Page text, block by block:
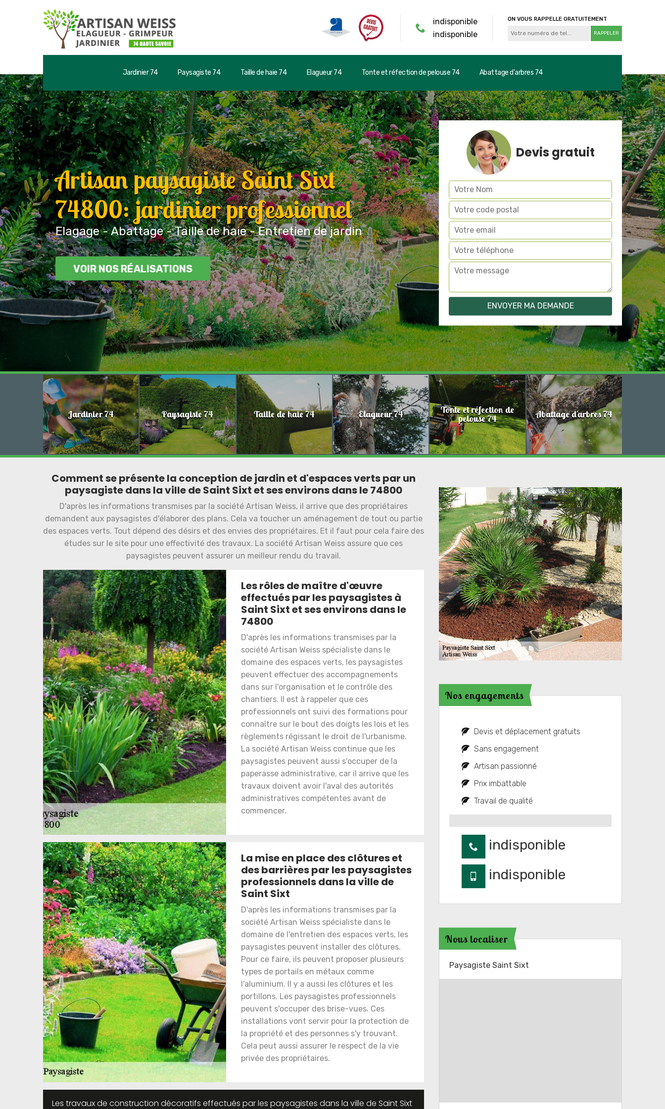
indisponible
indisponible
ON VOUS RAPPELLE GRATUITEMENT
Jardinier 74 Paysagiste 74 Taille de haie 74 Elagueur 74 Tonte et réfection de pelouse 74 Abattage d'arbres 74
Artisan paysagiste Saint Sixt
74800: jardinier professionnel
Elagage - Abattage - Taille de haie - Entretien de jardin
VOIR NOS RÉALISATIONS
Devis gratuit
Jardinier 74 Paysagiste 74 Taille de haie 74 Elagueur 74 Tonte et réfection de
pelouse 74 Abattage d'arbres 74
Comment se présente la conception de jardin et d'espaces verts par un
paysagiste dans la ville de Saint Sixt et ses environs dans le 74800
D'après les informations transmises par la société Artisan Weiss, il arrive que des propriétaires
demandent aux paysagistes d'élaborer des plans. Cela va toucher un aménagement de tout ou partie
des espaces verts. Tout dépend des désirs et des envies des propriétaires. Et il faut pour cela faire des
études sur le site pour une effectivité des travaux. La société Artisan Weiss assure que ces
paysagistes peuvent assurer un meilleur rendu du travail.
Les rôles de maître d'œuvre
effectués par les paysagistes à
Saint Sixt et ses environs dans le
74800
D'après les informations transmises par la
société Artisan Weiss spécialiste dans le
domaine des espaces verts, les paysagistes
peuvent effectuer des accompagnements
dans sur l'organisation et le contrôle des
chantiers. Il est à rappeler que ces
professionnels ont suivi des formations pour
connaître sur le bout des doigts les lois et les
règlements régissant le droit de l'urbanisme.
La société Artisan Weiss continue que les
paysagistes peuvent aussi s'occuper de la
paperasse administrative, car il arrive que les
travaux doivent avoir l'aval des autorités
administratives compétentes avant de
commencer.
La mise en place des clôtures et
des barrières par les paysagistes
professionnels dans la ville de
Saint Sixt
D'après les informations transmises par la
société Artisan Weiss spécialiste dans le
domaine de l'entretien des espaces verts, les
paysagistes peuvent installer des clôtures.
Pour ce faire, ils peuvent proposer plusieurs
types de portails en métaux comme
l'aluminium. Il y a aussi les clôtures et les
portillons. Les paysagistes professionnels
peuvent s'occuper des brise-vues. Ces
installations vont servir pour la protection de
la propriété et des personnes s'y trouvant.
Cela peut aussi assurer le respect de la vie
privée des propriétaires.
Les travaux de construction décoratifs effectués par les paysagistes dans la ville de Saint Sixt
Nos engagements
Devis et déplacement gratuits
Sans engagement
Artisan passionné
Prix imbattable
Travail de qualité
indisponible
indisponible
Nous localiser
Paysagiste Saint Sixt